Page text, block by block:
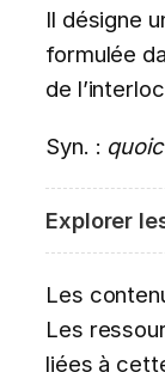
Il désigne
formulée
de
Syn. :
Explorer
Les
Les
liées à